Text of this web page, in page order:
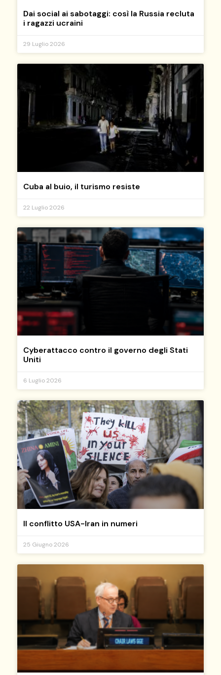
Dai social ai sabotaggi: così la Russia recluta
i ragazzi ucraini
29 Luglio 2026
Cuba al buio, il turismo resiste
22 Luglio 2026
Cyberattacco contro il governo degli Stati
Uniti
6 Luglio 2026
Il conflitto USA-Iran in numeri
25 Giugno 2026